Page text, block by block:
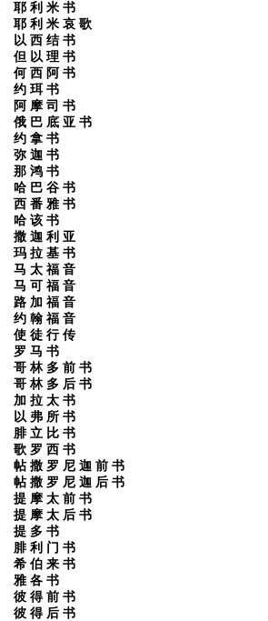
耶 利 米 书
耶 利 米 哀 歌
以 西 结 书
但 以 理 书
何 西 阿 书
约 珥 书
阿 摩 司 书
俄 巴 底 亚 书
约 拿 书
弥 迦 书
那 鸿 书
哈 巴 谷 书
西 番 雅 书
哈 该 书
撒 迦 利 亚
玛 拉 基 书
马 太 福 音
马 可 福 音
路 加 福 音
约 翰 福 音
使 徒 行 传
罗 马 书
哥 林 多 前 书
哥 林 多 后 书
加 拉 太 书
以 弗 所 书
腓 立 比 书
歌 罗 西 书
帖 撒 罗 尼 迦 前 书
帖 撒 罗 尼 迦 后 书
提 摩 太 前 书
提 摩 太 后 书
提 多 书
腓 利 门 书
希 伯 来 书
雅 各 书
彼 得 前 书
彼 得 后 书